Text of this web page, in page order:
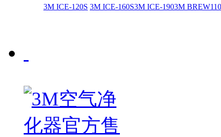
3M ICE-120S 3M ICE-160S3M ICE-1903M